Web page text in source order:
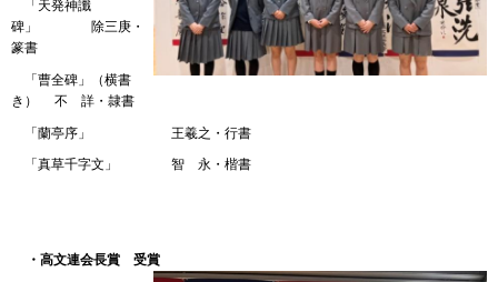
「天発神讖
碑」 除三庚・
篆書
「曹全碑」（横書
き） 不 詳・隷書
「蘭亭序」 王羲之・行書
「真草千字文」 智 永・楷書
・高文連会長賞 受賞